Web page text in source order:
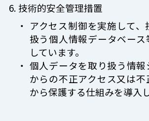
技術的安全管理措置
アクセス制御を実施して、
扱う個人情報データベー
しています。
個人データを取り扱う情
からの不正アクセス又は
から保護する仕組みを導入